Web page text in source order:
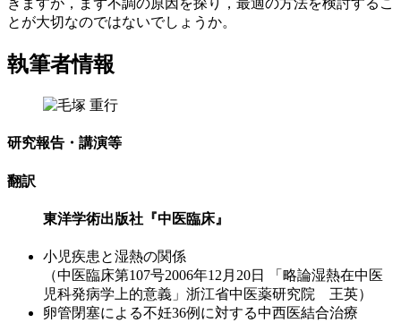
きますが，まず不調の原因を探り，最適の方法を検討するこ
とが大切なのではないでしょうか。
執筆者情報
研究報告・講演等
翻訳
東洋学術出版社『中医臨床』
小児疾患と湿熱の関係
（中医臨床第107号2006年12月20日 「略論湿熱在中医
児科発病学上的意義」浙江省中医薬研究院 王英）
卵管閉塞による不妊36例に対する中西医結合治療